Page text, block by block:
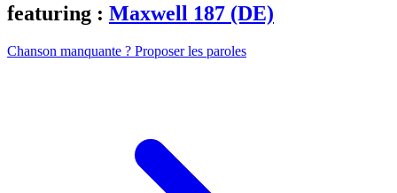
featuring : Maxwell 187 (DE)
Chanson manquante ? Proposer les paroles